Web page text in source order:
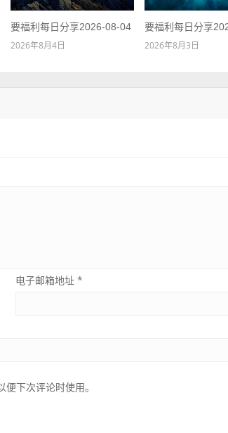
要福利每日分享2026-08-04
2026年8月4日
要福利每日分享
2026年8月3日
电子邮箱地址 *
下次评论时使用。